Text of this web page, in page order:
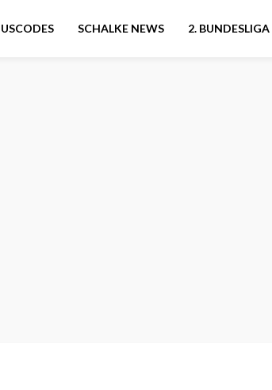
SCHALKE NEWS 2. BUNDESLIGA